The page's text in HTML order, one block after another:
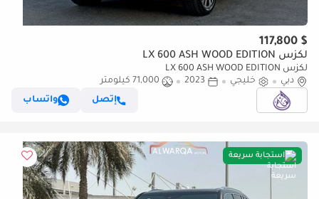
$ 117,800
لكزس LX 600 ASH WOOD EDITION
لكزس LX 600 ASH WOOD EDITION
دبي
خليجي 2023
71,000 كيلومتر
إتصل
واتساب
استجابة سريعة